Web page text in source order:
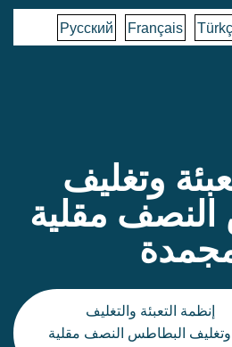
Français
Русский
وتغليف
مقلية
إنظمة التعبئة والتغليف
وتغليف البطاطس النصف مقلية